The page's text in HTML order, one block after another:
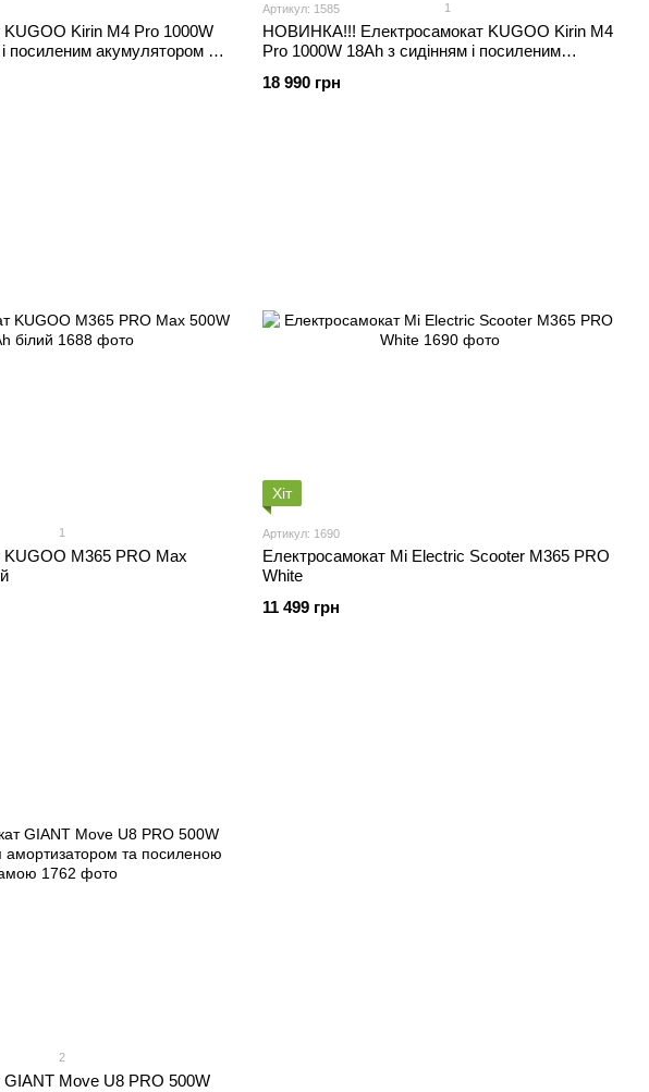
KUGOO Kirin M4 Pro 1000W
посиленим акумулятором та
Артикул: 1585 1
НОВИНКА!!! Електросамокат KUGOO Kirin M4
Pro 1000W 18Ah з сидінням і посиленим
18 990 грн
1
KUGOO M365 PRO Max
Хіт
Артикул: 1690
Електросамокат Mi Electric Scooter M365 PRO
White
11 499 грн
2
GIANT Move U8 PRO 500W